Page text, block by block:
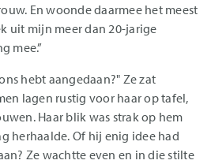
En woonde daarmee het meest
uit mijn meer dan 20-jarige
mee.”
hebt aangedaan?" Ze zat
lagen rustig voor haar op tafel,
Haar blik was strak op hem
herhaalde. Of hij enig idee had
Ze wachtte even en in die stilte